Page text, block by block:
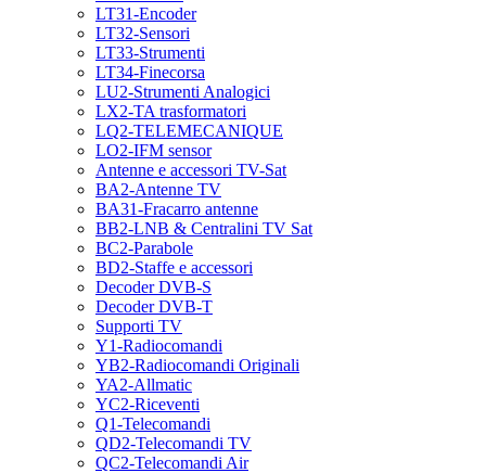
LT31-Encoder
LT32-Sensori
LT33-Strumenti
LT34-Finecorsa
LU2-Strumenti Analogici
LX2-TA trasformatori
LQ2-TELEMECANIQUE
LO2-IFM sensor
Antenne e accessori TV-Sat
BA2-Antenne TV
BA31-Fracarro antenne
BB2-LNB & Centralini TV Sat
BC2-Parabole
BD2-Staffe e accessori
Decoder DVB-S
Decoder DVB-T
Supporti TV
Y1-Radiocomandi
YB2-Radiocomandi Originali
YA2-Allmatic
YC2-Riceventi
Q1-Telecomandi
QD2-Telecomandi TV
QC2-Telecomandi Air